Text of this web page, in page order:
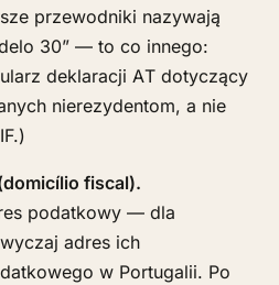
przewodniki nazywają
30” — to co innego:
deklaracji AT dotyczący
nierezydentom, a nie
fiscal).
podatkowy — dla
adres ich
w Portugalii. Po